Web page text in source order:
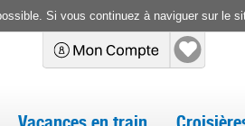
Si vous continuez à naviguer sur le